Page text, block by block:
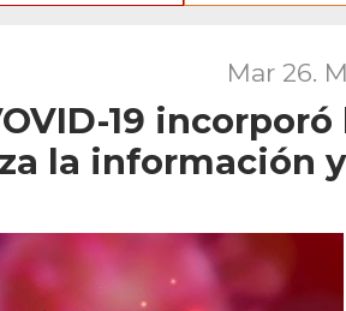
Mar 26.
19 incorporó
la información y